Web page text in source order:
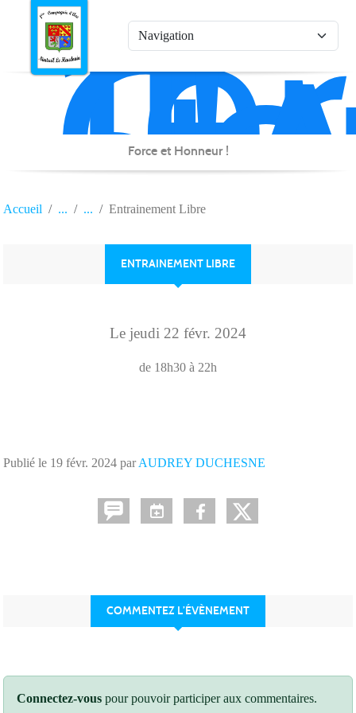
de
Force et Honneur !
Accueil Entrainement Libre
ENTRAINEMENT LIBRE
Le jeudi 22 févr. 2024
de 18h30 à 22h
Publié le 19 févr. 2024 parAUDREY DUCHESNE
COMMENTEZ L’ÉVÈNEMENT
Connectez-vous pour pouvoir participer aux commentaires.
Panneau de gestion des cookies